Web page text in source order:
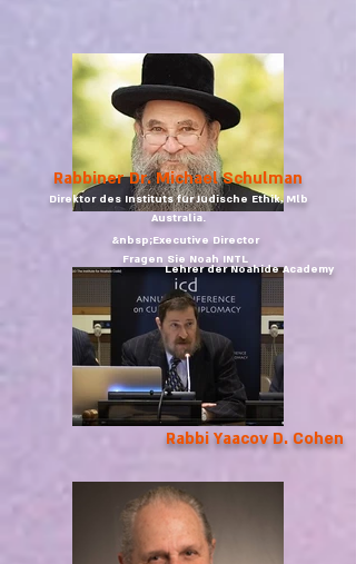
Rabbiner Dr. Michael Schulman
Direktor des Instituts für Jüdische Ethik, Mlb
Australia.
&nbsp;Executive Director
Fragen Sie Noah INTL
Lehrer der Noahide Academy
Rabbi Yaacov D. Cohen